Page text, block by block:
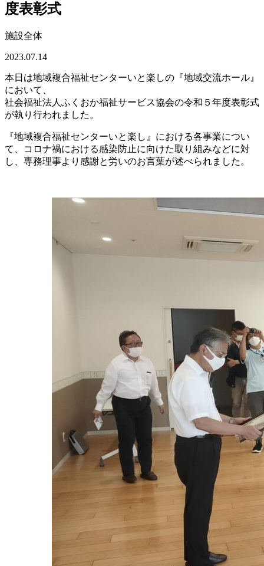
度表彰式
施設全体
2023.07.14
本日は地域複合福祉センターいと楽しの『地域交流ホール』
において、
社会福祉法人ふくおか福祉サービス協会の令和５年度表彰式
が執り行われました。
『地域複合福祉センターいと楽し』における各事業につい
て、コロナ禍における感染防止に向けた取り組みなどに対
し、専務理事より感謝と労いのお言葉が述べられました。